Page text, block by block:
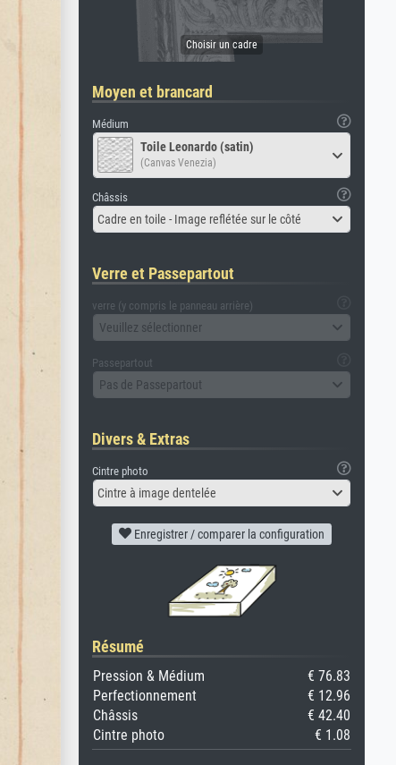
Moyen et brancard
Médium
Toile Leonardo (satin)
(Canvas Venezia)
Châssis
Cadre en toile - Image reflétée sur le côté
Verre et Passepartout
verre (y compris le panneau arrière)
Veuillez sélectionner
Passepartout
Pas de Passepartout
Divers & Extras
Cintre photo
Cintre à image dentelée
Enregistrer / comparer la configuration
Résumé
Pression & Médium
€ 76.83
Perfectionnement
€ 12.96
Châssis
€ 42.40
Cintre photo
€ 1.08